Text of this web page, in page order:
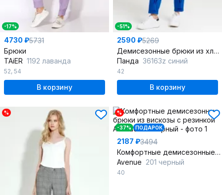
-17%
4730 ₽5731
Брюки
TAiER 1192 лаванда
52, 54
В корзину
-51%
2590 ₽5269
Демисезонные брюки из хлопка с фасоном со складками
Панда 36163z синий
42
В корзину
% %
-37% ПОДАРОК
2187 ₽3494
Комфортные демисезонные брюки из вискозы с резинкой
Avenue 201 черный
40